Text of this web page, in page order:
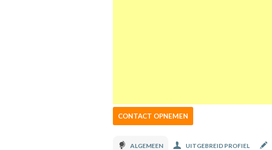
CONTACT OPNEMEN
ALGEMEEN UITGEBREID PROFIEL